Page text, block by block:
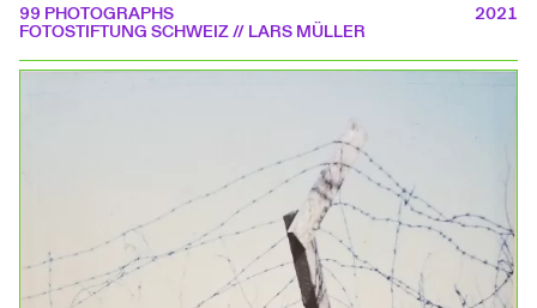
99 PHOTOGRAPHS
FOTOSTIFTUNG SCHWEIZ // LARS MÜLLER
2021